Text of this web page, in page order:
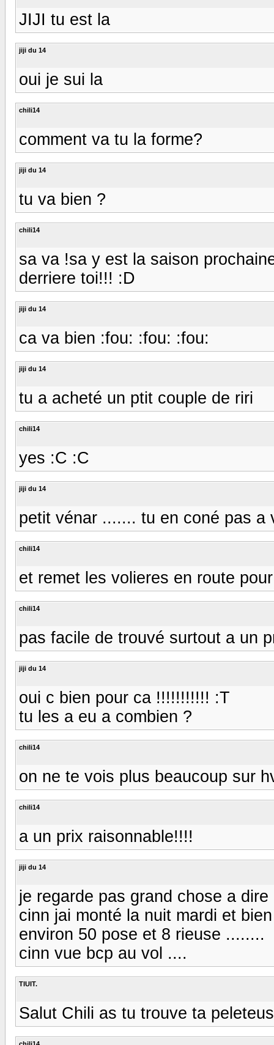
JIJI tu est la
jiji du 14
oui je sui la
chili14
comment va tu la forme?
jiji du 14
tu va bien ?
chili14
sa va !sa y est la saison
derriere toi!!! :D
jiji du 14
ca va bien :fou: :fou: :fou:
jiji du 14
tu a acheté un ptit couple de riri
chili14
yes :C :C
jiji du 14
petit vénar ....... tu en coné pas a
chili14
et remet les volieres en route
chili14
pas facile de trouvé surtout a un
jiji du 14
oui c bien pour ca !!!!!!!!!!! :T
tu les a eu a combien ?
chili14
on ne te vois plus beaucoup sur
chili14
a un prix raisonnable!!!!
jiji du 14
je regarde pas grand chose a
cinn jai monté la nuit mardi et
environ 50 pose et 8 rieuse ........
cinn vue bcp au vol ....
TIUIT.
Salut Chili as tu trouve ta